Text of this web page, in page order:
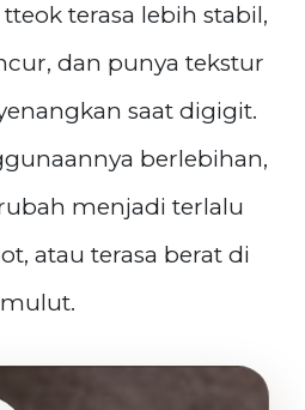
terasa lebih stabil,
dan punya tekstur
saat digigit.
berlebihan,
menjadi terlalu
atau terasa berat di
mulut.